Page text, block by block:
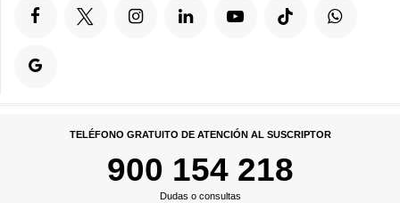
TELÉFONO GRATUITO DE ATENCIÓN AL SUSCRIPTOR
900 154 218
Dudas o consultas